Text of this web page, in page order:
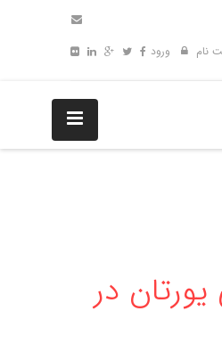
نام
ورود
در